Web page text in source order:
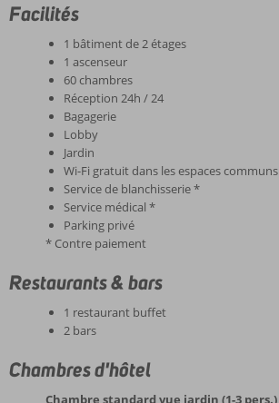
Facilités
1 bâtiment de 2 étages
1 ascenseur
60 chambres
Réception 24h / 24
Bagagerie
Lobby
Jardin
Wi-Fi gratuit dans les espaces communs
Service de blanchisserie *
Service médical *
Parking privé
* Contre paiement
Restaurants & bars
1 restaurant buffet
2 bars
Chambres d'hôtel
Chambre standard vue jardin (1-3 pers.)